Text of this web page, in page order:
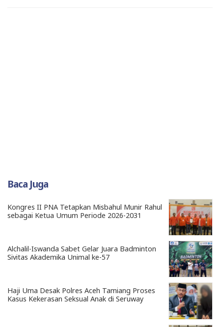
Baca Juga
Kongres II PNA Tetapkan Misbahul Munir Rahul
sebagai Ketua Umum Periode 2026-2031
Alchalil-Iswanda Sabet Gelar Juara Badminton
Sivitas Akademika Unimal ke-57
Haji Uma Desak Polres Aceh Tamiang Proses
Kasus Kekerasan Seksual Anak di Seruway